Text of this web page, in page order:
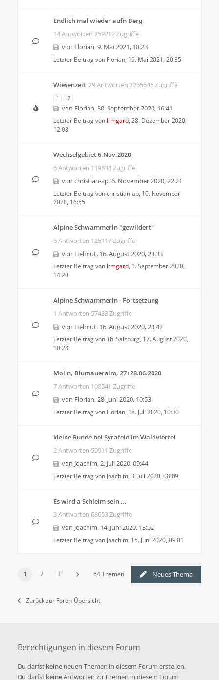
Endlich mal wieder aufn Berg
14 Antworten 259212 Zugriffe
von Florian,9. Mai 2021, 18:23
Letzter Beitrag von Florian, 19. Mai 2021, 20:35
Wiesenzeit 29 Antworten 2265645 Zugriffe
1 2
von Florian,30. September 2020, 16:41
Letzter Beitrag von Irmgard, 28. Dezember 2020,
12:08
Wechselgebiet 6.Nov.2020
6 Antworten 119834 Zugriffe
von christian-ap,6. November 2020, 22:21
Letzter Beitrag vonchristian-ap, 10. November
2020, 16:55
Alpine Schwammerln "gewildert"
6 Antworten 125117 Zugriffe
von Helmut, 16. August 2020, 23:33
Letzter Beitrag von Irmgard, 1. September 2020,
14:20
Alpine Schwammerln - Fortsetzung
1 Antworten 57433 Zugriffe
von Helmut, 16. August 2020, 23:42
Letzter Beitrag vonTh_Salzburg, 17. August 2020,
10:28
Molln, Blumaueralm, 27+28.06.2020
7 Antworten 108541 Zugriffe
von Florian,28. Juni 2020, 10:53
Letzter Beitrag von Florian, 18. Juli 2020, 10:30
kleine Runde bei Syrafeld im Waldviertel
2 Antworten 59911 Zugriffe
von Joachim,2. Juli 2020, 09:44
Letzter Beitrag von Joachim, 3. Juli 2020, 08:09
Es wird a Schleim sein ...
3 Antworten 68653 Zugriffe
von Joachim, 14. Juni 2020, 13:52
Letzter Beitrag von Joachim, 15. Juni 2020, 09:01
Neues Thema
1 2 3 64 Themen
Zurück zur Foren-Übersicht
Berechtigungen in diesem Forum
Du darfst keine neuen Themen in diesem Forum erstellen.
Du darfst keineAntworten zu Themen in diesem Forum